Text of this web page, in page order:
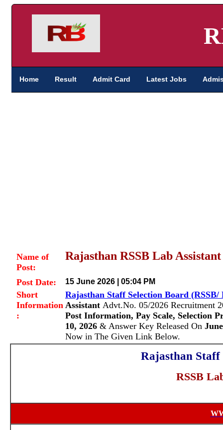
Home Result Admit Card Latest Jobs
Name of
Post:
Rajasthan RSSB Lab
Post Date: 15 June 2026 | 05:04 PM
Short
Information
:
Rajasthan Staff Selection Board (RSSB/
Assistant Advt.No. 05/2026 Recruitment
Post Information, Pay Scale, Selection
10, 2026 & Answer Key Released On
Now in The Given Link Below.
Rajasthan Staff
RSSB